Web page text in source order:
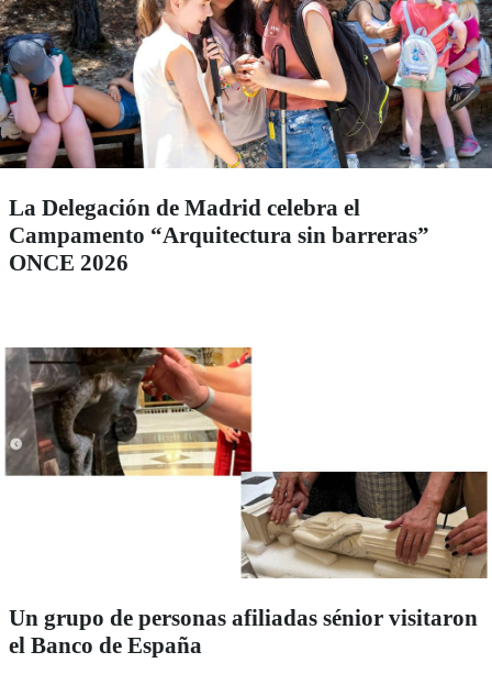
La Delegación de Madrid celebra el
Campamento “Arquitectura sin barreras”
ONCE 2026
Un grupo de personas afiliadas sénior visitaron
el Banco de España